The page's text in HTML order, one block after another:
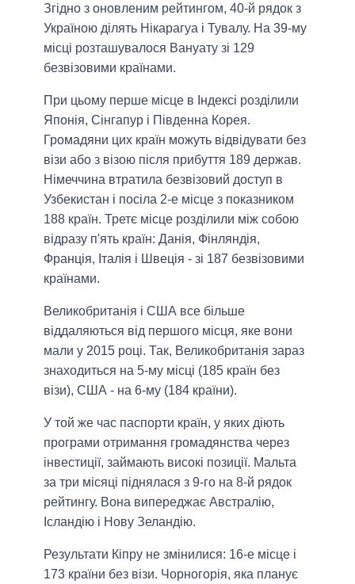
Згідно з оновленим рейтингом, 40-й рядок з
Україною ділять Нікарагуа і Тувалу. На 39-му
місці розташувалося Вануату зі 129
безвізовими країнами.
При цьому перше місце в Індексі розділили
Японія, Сінгапур і Південна Корея.
Громадяни цих країн можуть відвідувати без
візи або з візою після прибуття 189 держав.
Німеччина втратила безвізовий доступ в
Узбекистан і посіла 2-е місце з показником
188 країн. Третє місце розділили між собою
відразу п'ять країн: Данія, Фінляндія,
Франція, Італія і Швеція - зі 187 безвізовими
країнами.
Великобританія і США все більше
віддаляються від першого місця, яке вони
мали у 2015 році. Так, Великобританія зараз
знаходиться на 5-му місці (185 країн без
візи), США - на 6-му (184 країни).
У той же час паспорти країн, у яких діють
програми отримання громадянства через
інвестиції, займають високі позиції. Мальта
за три місяці піднялася з 9-го на 8-й рядок
рейтингу. Вона випереджає Австралію,
Ісландію і Нову Зеландію.
Результати Кіпру не змінилися: 16-е місце і
173 країни без візи. Чорногорія, яка планує